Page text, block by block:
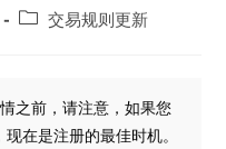
Post交易规则更新
之前，请注意，如果您
在是注册的最佳时机。